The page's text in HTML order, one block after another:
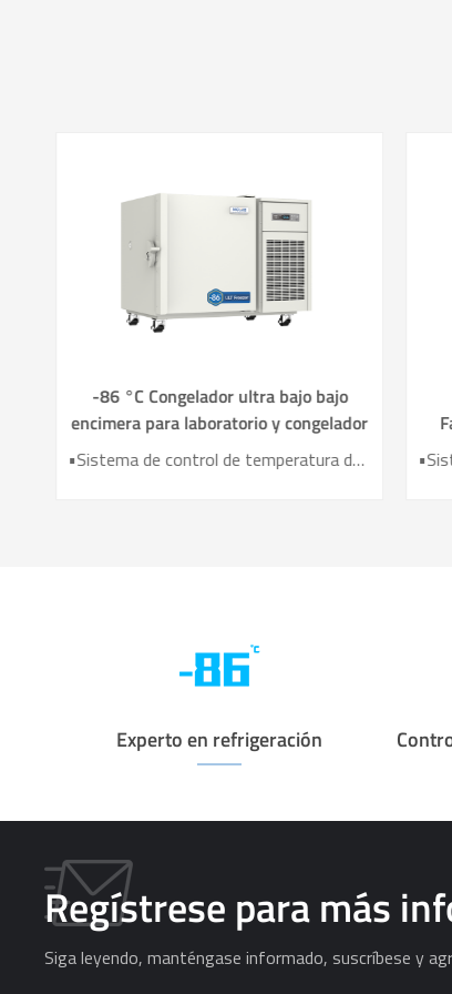
-86 °C Congelador ultra bajo bajo
encimera para laboratorio y congelador
médico DW-HL100HC
•Sistema de control de temperatura de alta precisión •Potente sistema de refrigeración •Efectivo Sistema de Aislamiento Térmico •Sistema de alarma audible y visual •Sensores de temperatura de resistencia de platino
Experto en refrigeración
Regístrese para más
Siga leyendo, manténgase informado, suscríbese y